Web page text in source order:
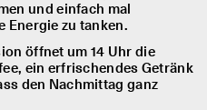
und einfach mal
Energie zu tanken.
öffnet um 14 Uhr die
ein erfrischendes Getränk
den Nachmittag ganz